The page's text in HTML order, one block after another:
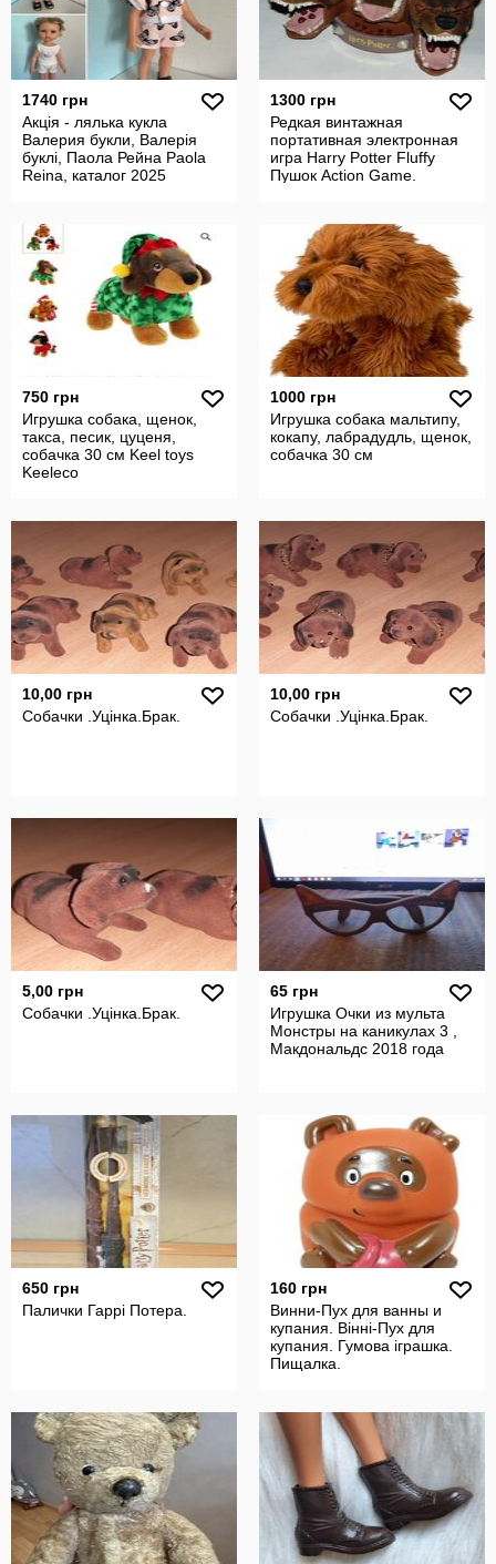
1740 грн
Акція - лялька кукла
Валерия букли, Валерія
буклі, Паола Рейна Paola
Reina, каталог 2025
1300 грн
Редкая винтажная
портативная электронная
игра Harry Potter Fluffy
Пушок Action Game.
750 грн
Игрушка собака, щенок,
такса, песик, цуценя,
собачка 30 см Keel toys
Keeleco
1000 грн
Игрушка собака мальтипу,
кокапу, лабрадудль, щенок,
собачка 30 см
10,00 грн
Собачки .Уцінка.Брак.
10,00 грн
Собачки .Уцінка.Брак.
5,00 грн
Собачки .Уцінка.Брак.
65 грн
Игрушка Очки из мульта
Монстры на каникулах 3 ,
Макдональдс 2018 года
650 грн
Палички Гаррі Потера.
160 грн
Винни-Пух для ванны и
купания. Вінні-Пух для
купания. Гумова іграшка.
Пищалка.